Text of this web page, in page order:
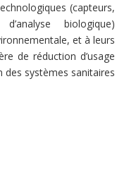
(capteurs,
biologique)
et à leurs
de réduction d’usage
systèmes sanitaires